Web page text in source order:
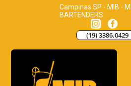
Campinas SP - MIB -
BARTENDERS
(19) 3386.0429